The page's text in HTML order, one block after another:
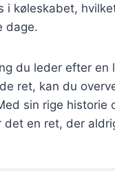
i køleskabet,
dage.
du leder efter en
ret, kan du
sin rige historie
det en ret, der